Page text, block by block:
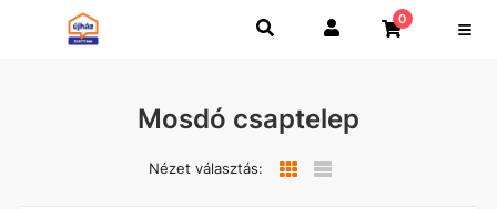
0
Mosdó csaptelep
Nézet választás: